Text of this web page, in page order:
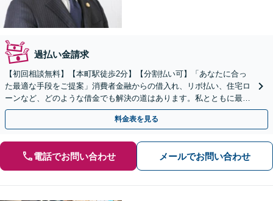
過払い金請求
【初回相談無料】【本町駅徒歩2分】【分割払い可】「あなたに合っ
た最適な手段をご提案」消費者金融からの借入れ、リボ払い、住宅ロ
ーンなど、どのような借金でも解決の道はあります。私とともに最善
の解決を図りましょう【安心の完全個室対応／秘密厳守】
料金表を見る
電話でお問い合わせ メールでお問い合わせ